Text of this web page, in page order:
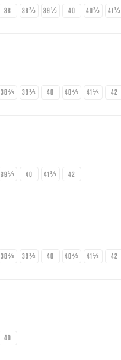
38 38⅔ 39⅓ 40 40⅔ 41⅓
38⅔ 39⅓ 40 40⅔ 41⅓ 42
39⅓ 40 41⅓ 42
38⅔ 39⅓ 40 40⅔ 41⅓ 42
40